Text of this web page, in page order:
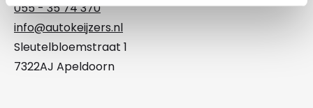
055 - 35 74 370
info@autokeijzers.nl
Sleutelbloemstraat 1
7322AJ Apeldoorn